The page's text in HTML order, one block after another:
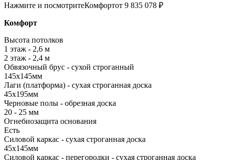
Нажмите и посмотритеКомфортот 9 835 078 ₽
Комфорт
Высота потолков
1 этаж - 2,6 м
2 этаж - 2,4 м
Обвязочный брус - сухой строганный
145х145мм
Лаги (платформа) - сухая строганная доска
45х195мм
Черновые полы - обрезная доска
20 - 25 мм
Огнебиозащита основания
Есть
Силовой каркас - сухая строганная доска
45х145мм
Силовой каркас - перегородки - сухая строганная доска